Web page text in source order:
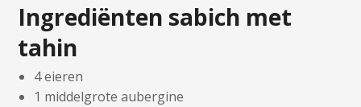
Ingrediënten sabich met
tahin
4 eieren
1 middelgrote aubergine